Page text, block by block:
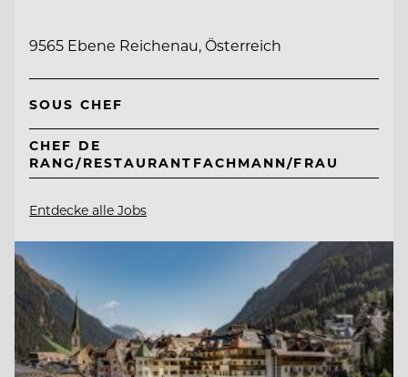
9565 Ebene Reichenau, Österreich
SOUS CHEF
CHEF DE
RANG/RESTAURANTFACHMANN/FRAU
Entdecke alle Jobs